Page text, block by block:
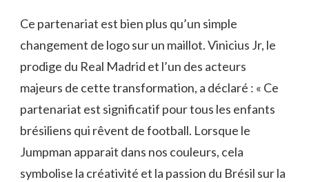
Ce partenariat est bien plus qu’un simple
changement de logo sur un maillot. Vinicius Jr, le
prodige du Real Madrid et l’un des acteurs
majeurs de cette transformation, a déclaré : « Ce
partenariat est significatif pour tous les enfants
brésiliens qui rêvent de football. Lorsque le
Jumpman apparait dans nos couleurs, cela
symbolise la créativité et la passion du Brésil sur la